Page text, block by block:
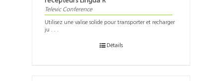
Televic Conference
Utilisez une valise solide pour transporter et recharger
ju . . .
Détails